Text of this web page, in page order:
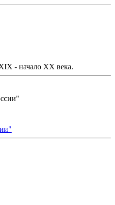
- начало ХХ века.